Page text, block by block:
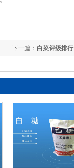
下一篇： 白菜评级排行